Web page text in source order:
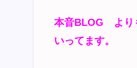
本音BLOG より
いってます。